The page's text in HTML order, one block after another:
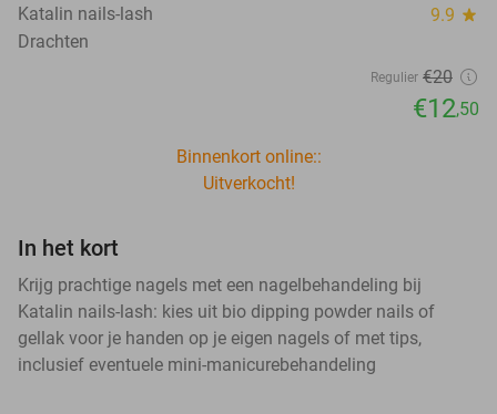
Katalin nails-lash 9.9 star
Drachten
Regulier €20
€12,50
Binnenkort online::
Uitverkocht!
In het kort
Krijg prachtige nagels met een nagelbehandeling bij
Katalin nails-lash: kies uit bio dipping powder nails of
gellak voor je handen op je eigen nagels of met tips,
inclusief eventuele mini-manicurebehandeling